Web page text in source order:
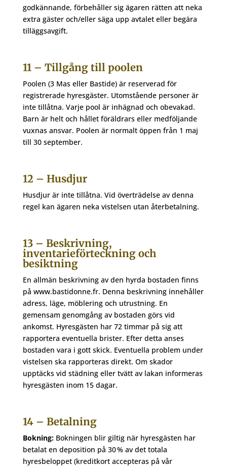
godkännande, förbehåller sig ägaren rätten att neka
extra gäster och/eller säga upp avtalet eller begära
tilläggsavgift.
11 – Tillgång till poolen
Poolen (3 Mas eller Bastide) är reserverad för
registrerade hyresgäster. Utomstående personer är
inte tillåtna. Varje pool är inhägnad och obevakad.
Barn är helt och hållet föräldrars eller medföljande
vuxnas ansvar. Poolen är normalt öppen från 1 maj
till 30 september.
12 – Husdjur
Husdjur är inte tillåtna. Vid överträdelse av denna
regel kan ägaren neka vistelsen utan återbetalning.
13 – Beskrivning,
inventarieförteckning och
besiktning
En allmän beskrivning av den hyrda bostaden finns
på www.bastidonne.fr. Denna beskrivning innehåller
adress, läge, möblering och utrustning. En
gemensam genomgång av bostaden görs vid
ankomst. Hyresgästen har 72 timmar på sig att
rapportera eventuella brister. Efter detta anses
bostaden vara i gott skick. Eventuella problem under
vistelsen ska rapporteras direkt. Om skador
upptäcks vid städning eller tvätt av lakan informeras
hyresgästen inom 15 dagar.
14 – Betalning
Bokning:Bokningen blir giltig när hyresgästen har
betalat en deposition på 30 % av det totala
hyresbeloppet (kreditkort accepteras på vår